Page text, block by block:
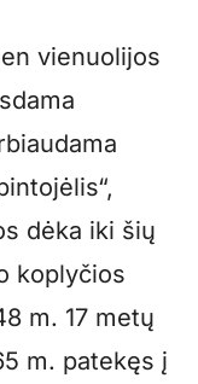
vienuolijos
dėka iki šių
koplyčios
m. 17 metų
m. patekęs į